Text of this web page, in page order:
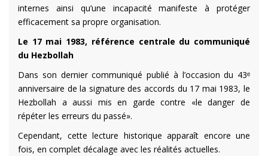
internes ainsi qu’une incapacité manifeste à protéger
efficacement sa propre organisation.
Le 17 mai 1983, référence centrale du communiqué
du Hezbollah
Dans son dernier communiqué publié à l’occasion du 43ᵉ
anniversaire de la signature des accords du 17 mai 1983, le
Hezbollah a aussi mis en garde contre «le danger de
répéter les erreurs du passé».
Cependant, cette lecture historique apparaît encore une
fois, en complet décalage avec les réalités actuelles.